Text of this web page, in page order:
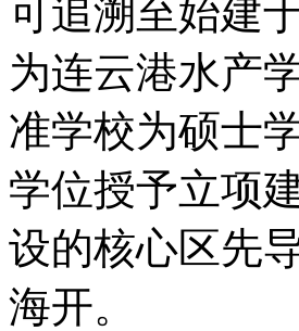
可追溯至始建
为连云港水产
准学校为硕士
学位授予立项
设的核心区先
海开。